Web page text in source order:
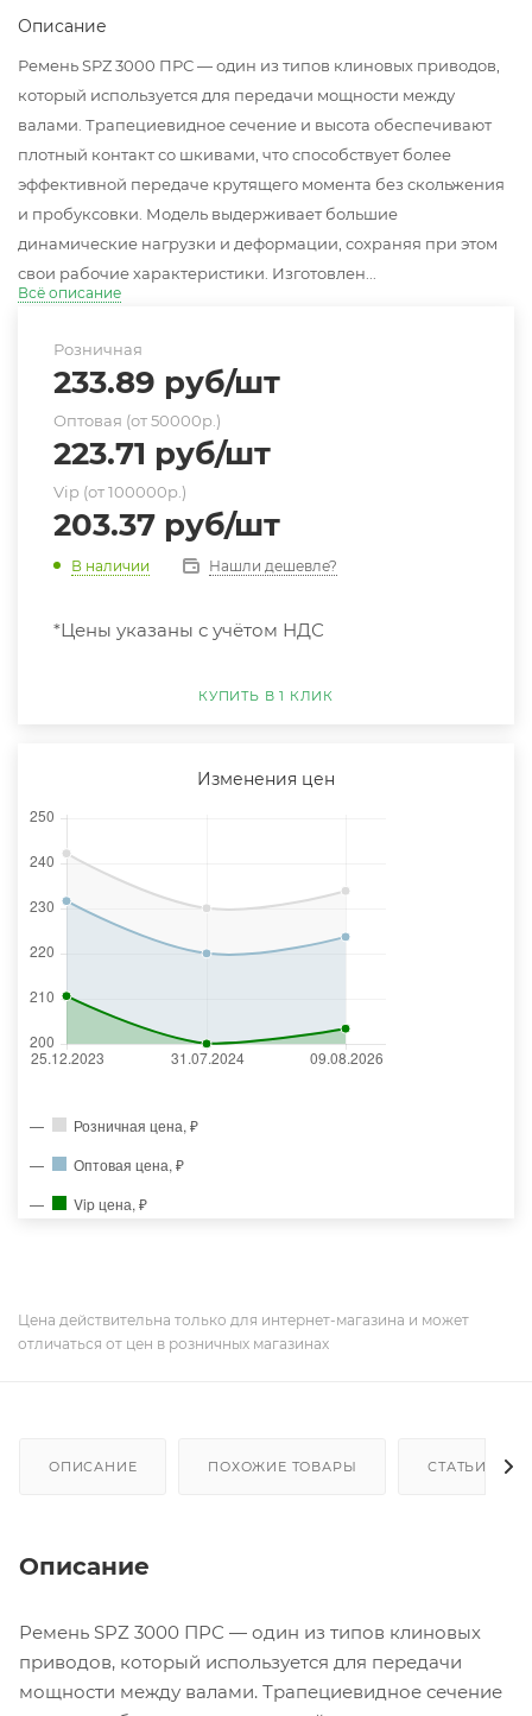
Описание
Ремень SPZ 3000 ПРС — один из типов клиновых приводов,
который используется для передачи мощности между
валами. Трапециевидное сечение и высота обеспечивают
плотный контакт со шкивами, что способствует более
эффективной передаче крутящего момента без скольжения
и пробуксовки. Модель выдерживает большие
динамические нагрузки и деформации, сохраняя при этом
свои рабочие характеристики. Изготовлен...
Всё описание
Розничная
233.89 руб/шт
Оптовая (от 50000р.)
223.71 руб/шт
Vip (от 100000р.)
203.37 руб/шт
В наличии Нашли дешевле?
*Цены указаны с учётом НДС
КУПИТЬ В 1 КЛИК
Изменения цен
Розничная цена, ₽
Оптовая цена, ₽
Vip цена, ₽
Цена действительна только для интернет-магазина и может
отличаться от цен в розничных магазинах
ОПИСАНИЕ ПОХОЖИЕ ТОВАРЫ СТАТЬИ
Описание
Ремень SPZ 3000 ПРС — один из типов клиновых
приводов, который используется для передачи
мощности между валами. Трапециевидное сечение